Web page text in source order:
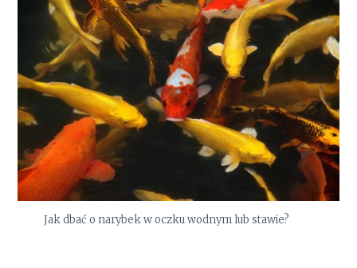
Jak dbać o narybek w oczku wodnym lub stawie?